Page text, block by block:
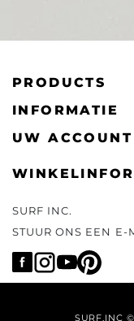
PRODUCTS
INFORMATIE
UW ACCOUNT
SURF INC.
STUUR ONS EEN E-
SURF.INC